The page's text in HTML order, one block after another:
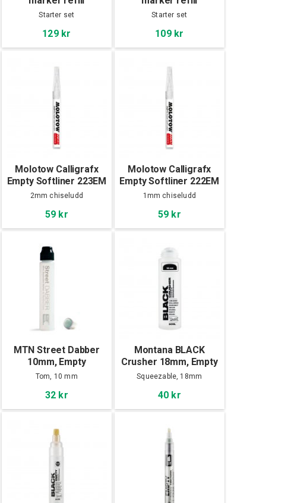
extension, 2set
Starter set
129 kr
extension, 2set
Starter set
109 kr
Molotow Calligrafx
Empty Softliner 223EM
(2mm)
2mm chiseludd
59 kr
Molotow Calligrafx
Empty Softliner 222EM
(1mm)
1mm chiseludd
59 kr
MTN Street Dabber
10mm, Empty
Tom, 10 mm
32 kr
Montana BLACK
Crusher 18mm, Empty
Squeezable, 18mm
40 kr